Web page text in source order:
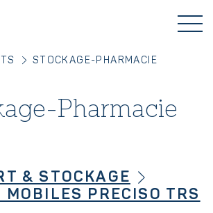
STOCKAGE-PHARMACIE
Pharmacie
& STOCKAGE
MOBILES PRECISO TRS